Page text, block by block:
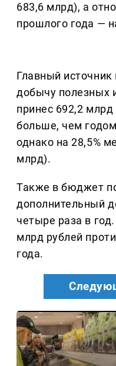
683,6 млрд), а
прошлого года —
Главный источник
добычу полезных
принес 692,2 млрд
больше, чем
однако на 28,5%
млрд).
Также в бюджет
дополнительный
четыре раза в
млрд рублей
года.